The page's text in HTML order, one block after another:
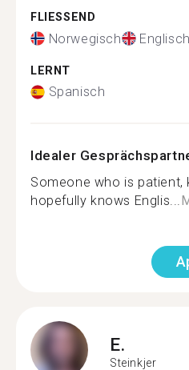
FLIESSEND
Norwegisch Englisch
LERNT
Spanisch
Idealer
Someone who is patient,
hopefully knows Englis...
E.
Steinkjer